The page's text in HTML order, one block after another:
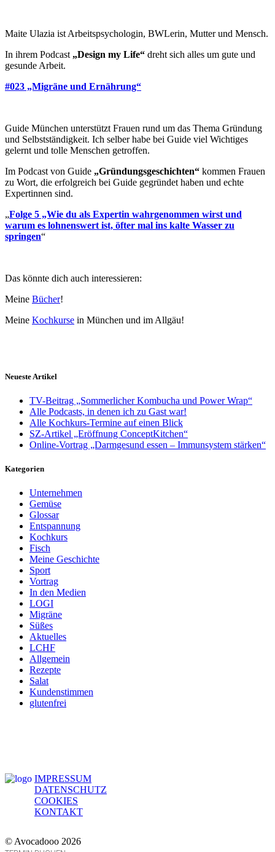
Maite Ulazia ist Arbeitspsychologin, BWLerin, Mutter und Mensch.
In ihrem Podcast „Design my Life“ dreht sich alles um gute und
gesunde Arbeit.
#023 „Migräne und Ernährung“
Guide München unterstützt Frauen rund um das Thema Gründung
und Selbstständigkeit. Ich selber habe bei Guide viel Wichtiges
gelernt und tolle Menschen getroffen.
Im Podcast von Guide „Gründungsgeschichten“ kommen Frauen
zu Wort, die erfolgreich bei Guide gegründet haben und echte
Expertinnen sind.
„Folge 5 „Wie du als Expertin wahrgenommen wirst und
warum es lohnenswert ist, öfter mal ins kalte Wasser zu
springen“
Das könnte dich auch interessieren:
Meine Bücher!
Meine Kochkurse in München und im Allgäu!
Neueste Artikel
TV-Beitrag „Sommerlicher Kombucha und Power Wrap“
Alle Podcasts, in denen ich zu Gast war!
Alle Kochkurs-Termine auf einen Blick
SZ-Artikel „Eröffnung ConceptKitchen“
Online-Vortrag „Darmgesund essen – Immunsystem stärken“
Kategorien
Unternehmen
Gemüse
Glossar
Entspannung
Kochkurs
Fisch
Meine Geschichte
Sport
Vortrag
In den Medien
LOGI
Migräne
Süßes
Aktuelles
LCHF
Allgemein
Rezepte
Salat
Kundenstimmen
glutenfrei
IMPRESSUM
DATENSCHUTZ
COOKIES
KONTAKT
© Avocadooo 2026